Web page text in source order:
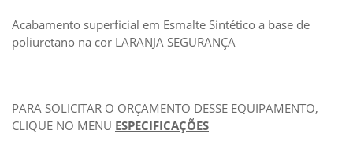
Acabamento superficial em Esmalte Sintético a base de
poliuretano na cor LARANJA SEGURANÇA
PARA SOLICITAR O ORÇAMENTO DESSE EQUIPAMENTO,
CLIQUE NO MENU ESPECIFICAÇÕES